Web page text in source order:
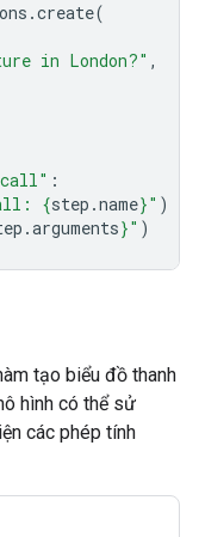
.create(
in London?" ,
:
{step .name}" )
.arguments}" )
tạo biểu đồ thanh
hình có thể sử
các phép tính